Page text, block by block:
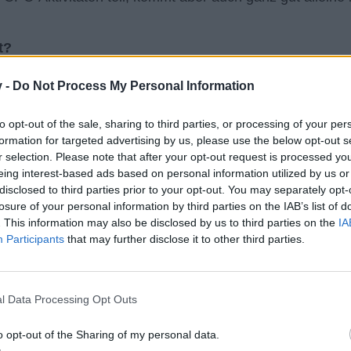
- Do Not Process My Personal Information
opt-out of the sale, sharing to third parties, or processing of your
for targeted advertising by us, please use the below opt-out
selection. Please note that after your opt-out request is processed
interest-based ads based on personal information utilized by us
to third parties prior to your opt-out. You may separately
of your personal information by third parties on the IAB’s list of
This information may also be disclosed by us to third parties on the
Participants that may further disclose it to other third parties.
Data Processing Opt Outs
opt-out of the Sharing of my personal data.
Bei uns haben die Gründungsmitglieder
Rotlisten kann jeder CPCler gerne Pflegen
Faustregel: erweist Du Dich als freundlicher und
Deinen Blubb auf Piraten-Art selber holen.
der CPC?
darüber, dass wir Dich geblubbt haben
im Global
Dein Schiff soooo toll sind und erzähle das jedem